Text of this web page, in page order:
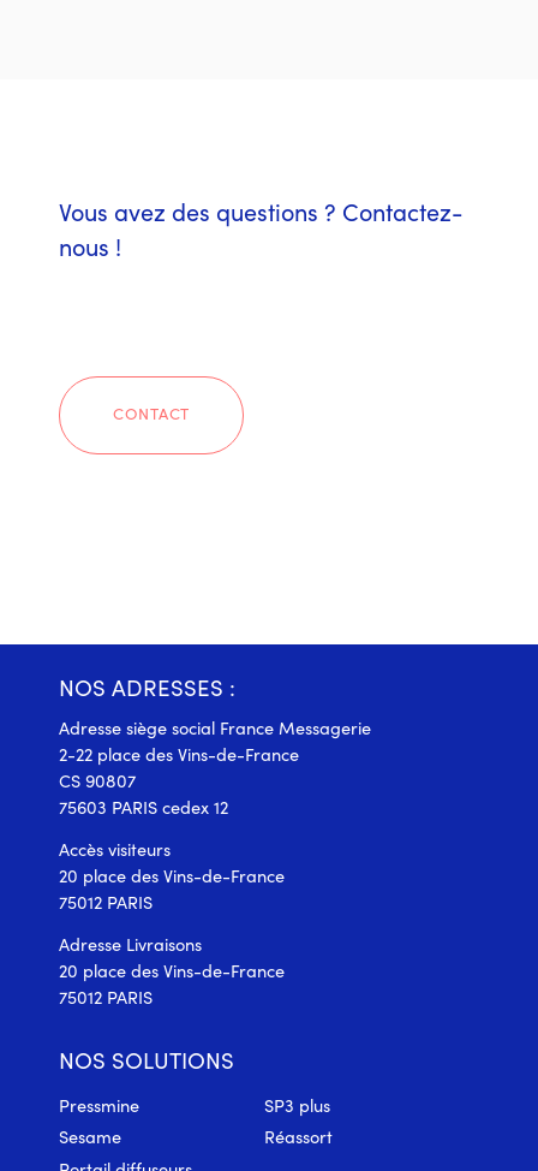
Vous avez des questions ? Contactez-
nous !
CONTACT
NOS ADRESSES :
Adresse siège social France Messagerie
2-22 place des Vins-de-France
CS 90807
75603 PARIS cedex 12
Accès visiteurs
20 place des Vins-de-France
75012 PARIS
Adresse Livraisons
20 place des Vins-de-France
75012 PARIS
NOS SOLUTIONS
Pressmine
Sesame
SP3 plus
Réassort